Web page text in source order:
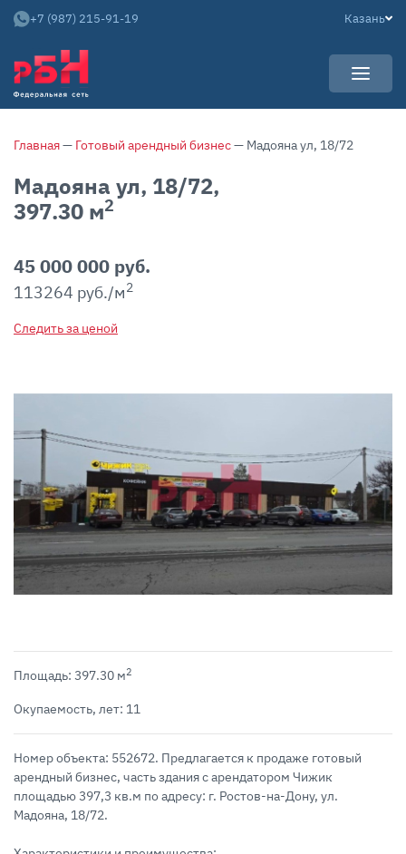
Арендаторам
Покупателям
Собственникам
НОВОСТИ
КАРЬЕРА
О КОМПАНИИ
Команда
+7 (987) 215-91-19 Казань
Главная— Готовый арендный бизнес— Мадояна ул, 18/72
Мадояна ул, 18/72,
397.30 м2
45 000 000 руб.
113264 руб./м2
Следить за ценой
Площадь: 397.30 м2
Окупаемость, лет: 11
Номер объекта: 552672. Предлагается к продаже готовый
арендный бизнес, часть здания с арендатором Чижик
площадью 397,3 кв.м по адресу: г. Ростов-на-Дону, ул.
Мадояна, 18/72.